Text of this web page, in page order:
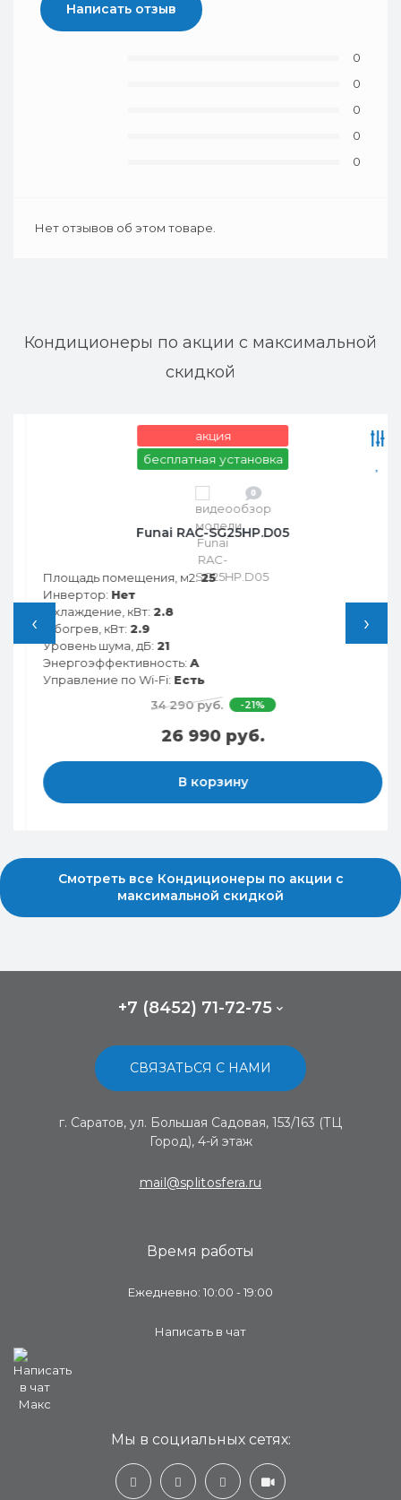
Написать отзыв
0
0
0
0
0
Нет отзывов об этом товаре.
Кондиционеры по акции с максимальной
скидкой
‹
акция
бесплатная установка
Funai RAC-SG25HP.D05
Площадь помещения, м2: 25
Инвертор:Нет
Охлаждение, кВт:2.8
Обогрев, кВт:2.9
Уровень шума, дБ:21
Энергоэффективность:A
Управление по Wi-Fi:Есть
34 290 руб.
-21%
26 990 руб.
В корзину
›
Смотреть все Кондиционеры по акции с
максимальной скидкой
+7 (8452) 71-72-75
СВЯЗАТЬСЯ С НАМИ
г. Саратов, ул. Большая Садовая, 153/163 (ТЦ
Город), 4-й этаж
mail@splitosfera.ru
Время работы
Ежедневно: 10:00 - 19:00
Написать в чат
Мы в социальных сетях: